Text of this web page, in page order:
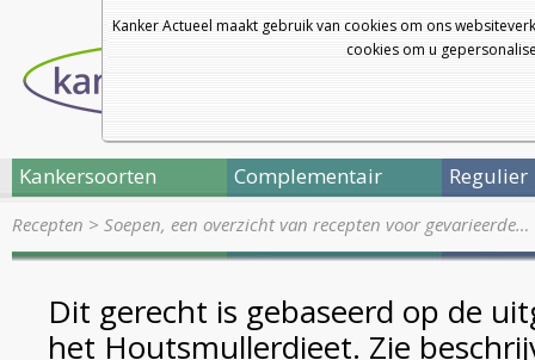
Kanker Actueel maakt gebruik van cookies om ons
cookies om u
Kankersoorten Complementair Regulier
Recepten > Soepen, een overzicht van recepten voor gevarieerde…
Dit gerecht is gebaseerd op de
het Houtsmullerdieet. Zie